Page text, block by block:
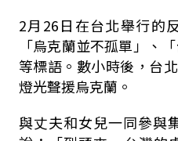
2月26日在台北舉行的
「烏克蘭並不孤單」、
等標語。數小時後，台
燈光聲援烏克蘭。
與丈夫和女兒一同參與